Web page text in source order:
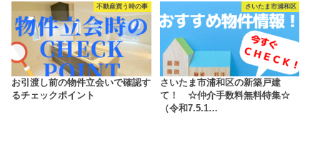
不動産買う時の事
お引渡し前の物件立会いで確認す
るチェックポイント
さいたま市浦和区
さいたま市浦和区の新築戸建
て！ ☆仲介手数料無料特集☆
（令和7.5.1…